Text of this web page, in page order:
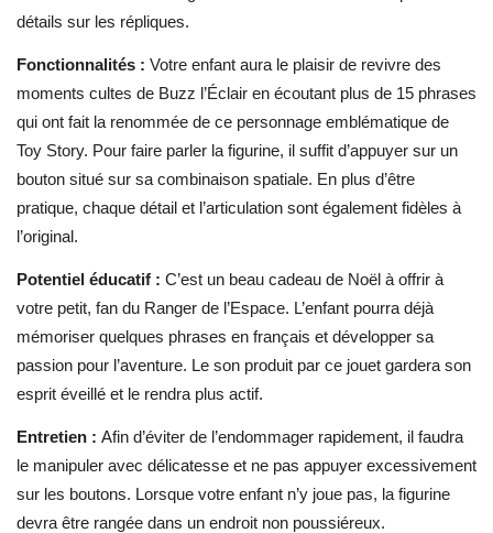
détails sur les répliques.
Fonctionnalités : Votre enfant aura le plaisir de revivre des
moments cultes de Buzz l’Éclair en écoutant plus de 15 phrases
qui ont fait la renommée de ce personnage emblématique de
Toy Story. Pour faire parler la figurine, il suffit d’appuyer sur un
bouton situé sur sa combinaison spatiale. En plus d’être
pratique, chaque détail et l’articulation sont également fidèles à
l’original.
Potentiel éducatif : C’est un beau cadeau de Noël à offrir à
votre petit, fan du Ranger de l’Espace. L’enfant pourra déjà
mémoriser quelques phrases en français et développer sa
passion pour l’aventure. Le son produit par ce jouet gardera son
esprit éveillé et le rendra plus actif.
Entretien : Afin d’éviter de l’endommager rapidement, il faudra
le manipuler avec délicatesse et ne pas appuyer excessivement
sur les boutons. Lorsque votre enfant n’y joue pas, la figurine
devra être rangée dans un endroit non poussiéreux.